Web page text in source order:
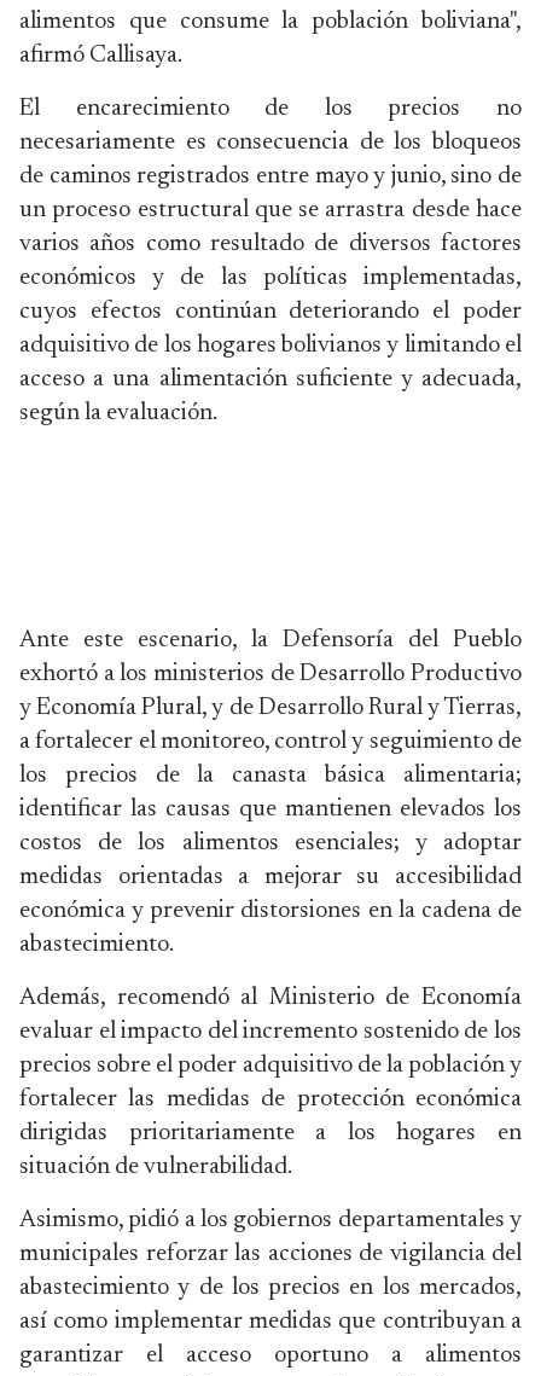
alimentos que consume la población boliviana",
afirmó Callisaya.
El encarecimiento de los precios no
necesariamente es consecuencia de los bloqueos
de caminos registrados entre mayo y junio, sino de
un proceso estructural que se arrastra desde hace
varios años como resultado de diversos factores
económicos y de las políticas implementadas,
cuyos efectos continúan deteriorando el poder
adquisitivo de los hogares bolivianos y limitando el
acceso a una alimentación suficiente y adecuada,
según la evaluación.
Ante este escenario, la Defensoría del Pueblo
exhortó a los ministerios de Desarrollo Productivo
y Economía Plural, y de Desarrollo Rural y Tierras,
a fortalecer el monitoreo, control y seguimiento de
los precios de la canasta básica alimentaria;
identificar las causas que mantienen elevados los
costos de los alimentos esenciales; y adoptar
medidas orientadas a mejorar su accesibilidad
económica y prevenir distorsiones en la cadena de
abastecimiento.
Además, recomendó al Ministerio de Economía
evaluar el impacto del incremento sostenido de los
precios sobre el poder adquisitivo de la población y
fortalecer las medidas de protección económica
dirigidas prioritariamente a los hogares en
situación de vulnerabilidad.
Asimismo, pidió a los gobiernos departamentales y
municipales reforzar las acciones de vigilancia del
abastecimiento y de los precios en los mercados,
así como implementar medidas que contribuyan a
garantizar el acceso oportuno a alimentos